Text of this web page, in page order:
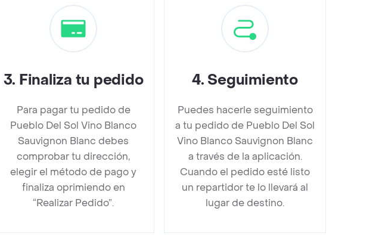
3. Finaliza tu pedido
Para pagar tu pedido de
Pueblo Del Sol Vino Blanco
Sauvignon Blanc debes
comprobar tu dirección,
elegir el método de pago y
finaliza oprimiendo en
“Realizar Pedido”.
4. Seguimiento
Puedes hacerle seguimiento
a tu pedido de Pueblo Del Sol
Vino Blanco Sauvignon Blanc
a través de la aplicación.
Cuando el pedido esté listo
un repartidor te lo llevará al
lugar de destino.